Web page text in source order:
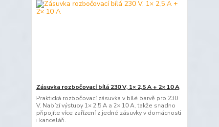
Zásuvka rozbočovací bílá 230 V, 1× 2,5 A + 2× 10 A
Praktická rozbočovací zásuvka v bílé barvě pro 230
V. Nabízí výstupy 1× 2,5 A a 2× 10 A, takže snadno
připojíte více zařízení z jedné zásuvky v domácnosti
i kanceláři.